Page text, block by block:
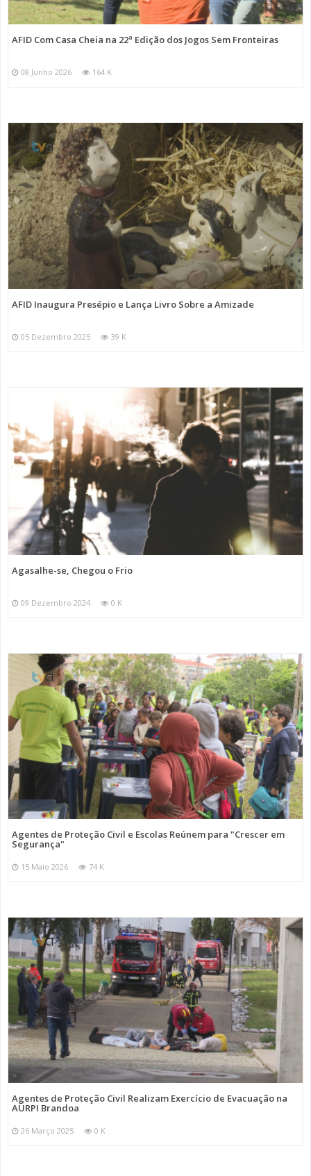
AFID Com Casa Cheia na 22ª Edição dos Jogos Sem Fronteiras
08 Junho 2026 164 K
AFID Inaugura Presépio e Lança Livro Sobre a Amizade
05 Dezembro 2025 39 K
Agasalhe-se, Chegou o Frio
09 Dezembro 2024 0 K
Agentes de Proteção Civil e Escolas Reúnem para "Crescer em
Segurança"
15 Maio 2026 74 K
Agentes de Proteção Civil Realizam Exercício de Evacuação na
AURPI Brandoa
26 Março 2025 0 K